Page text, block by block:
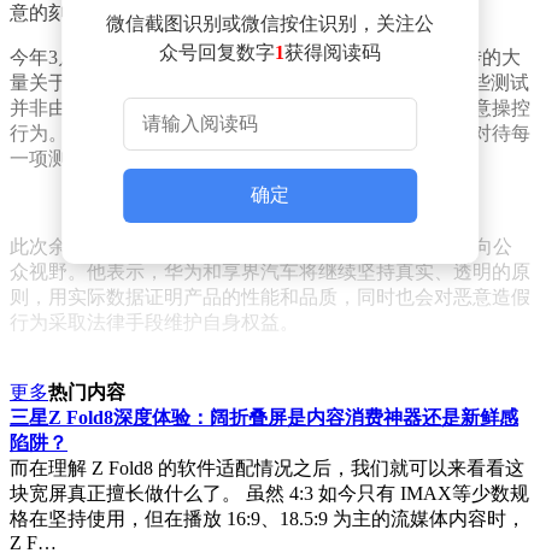
意的刻意操控。
今年3月，享界汽车法务部已发布声明，指出网络上流传的大
量关于享界S9“麋鹿测试”的视频存在问题。经核实，这些测试
并非由专业机构按照国家标准开展，而是存在明显的恶意操控
行为。声明强调，享界汽车始终秉持严谨、专业的态度对待每
一项测试，坚决反对任何形式的造假行为。
此次余承东的公开回应，再次将享界S9麋鹿测试事件推向公
众视野。他表示，华为和享界汽车将继续坚持真实、透明的原
则，用实际数据证明产品的性能和品质，同时也会对恶意造假
行为采取法律手段维护自身权益。
微信截图识别或微信按住识别，关注公
众号回复数字1获得阅读码
确定
更多热门内容
三星Z Fold8深度体验：阔折叠屏是内容消费神器还是新鲜感
陷阱？
而在理解 Z Fold8 的软件适配情况之后，我们就可以来看看这
块宽屏真正擅长做什么了。 虽然 4:3 如今只有 IMAX等少数规
格在坚持使用，但在播放 16:9、18.5:9 为主的流媒体内容时，
Z F…